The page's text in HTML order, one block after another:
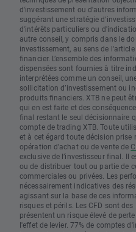
d'investissement ou d'autres
suggérant une stratégie
d'intérêts particuliers ou
autre conseil, y compris dans le
investissement, au sens de
financier. L’ensemble des
dispensées sont fournies à titre
interprétées comme un conseil,
sollicitation d’investissement ou
produits financiers. XTB ne peut
qui en est faite et des
final restant le seul décisionnaire
compte de trading XTB. Toute
et à cet égard toute décision prise
opération d’achat ou de vente de
exclusive de l’investisseur final. Il
ou de distribuer tout ou partie de
commerciales ou privées. Les
nécessairement indicatives des
agissant sur la base de ces
risques et périls. Les CFD sont
présentent un risque élevé de
l'effet de levier. 77% de comptes